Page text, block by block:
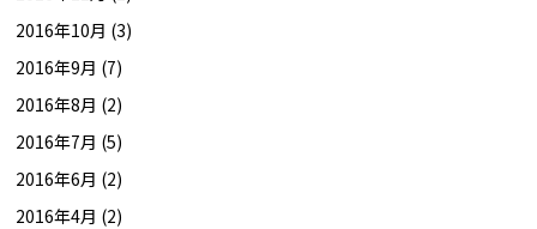
2016年10月 (3)
2016年9月 (7)
2016年8月 (2)
2016年7月 (5)
2016年6月 (2)
2016年4月 (2)